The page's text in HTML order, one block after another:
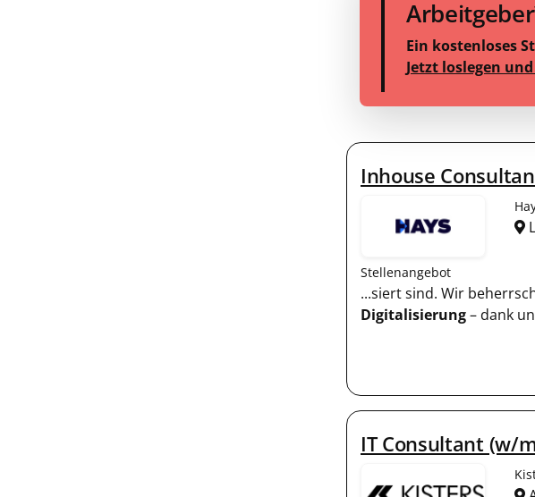
Ein kostenloses
Jetzt loslegen
Inhouse
Stellenangebot
...siert sind. Wir
Digitalisierung– dank
IT Consultant (w/